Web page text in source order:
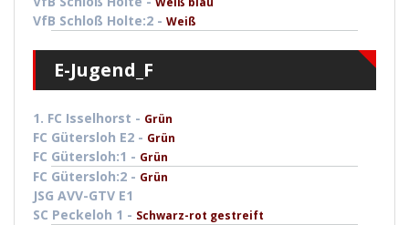
VfB Schloß Holte:2 - Weiß
E-Jugend_F
1. FC Isselhorst - Grün
FC Gütersloh E2 - Grün
FC Gütersloh:1 - Grün
FC Gütersloh:2 - Grün
JSG AVV-GTV E1
SC Peckeloh 1 - Schwarz-rot gestreift